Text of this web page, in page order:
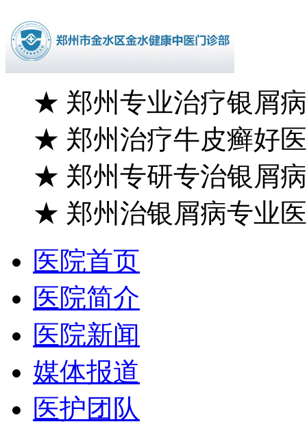
★ 郑州专业治疗银屑
★ 郑州治疗牛皮癣好
★ 郑州专研专治银屑
★ 郑州治银屑病专业
医院首页
医院简介
医院新闻
媒体报道
医护团队